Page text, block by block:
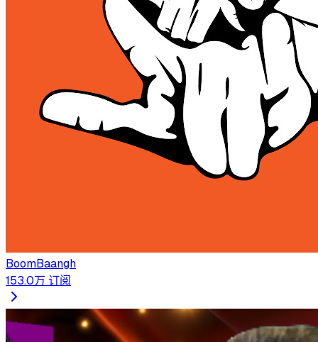
BoomBaangh
153.0万 订阅